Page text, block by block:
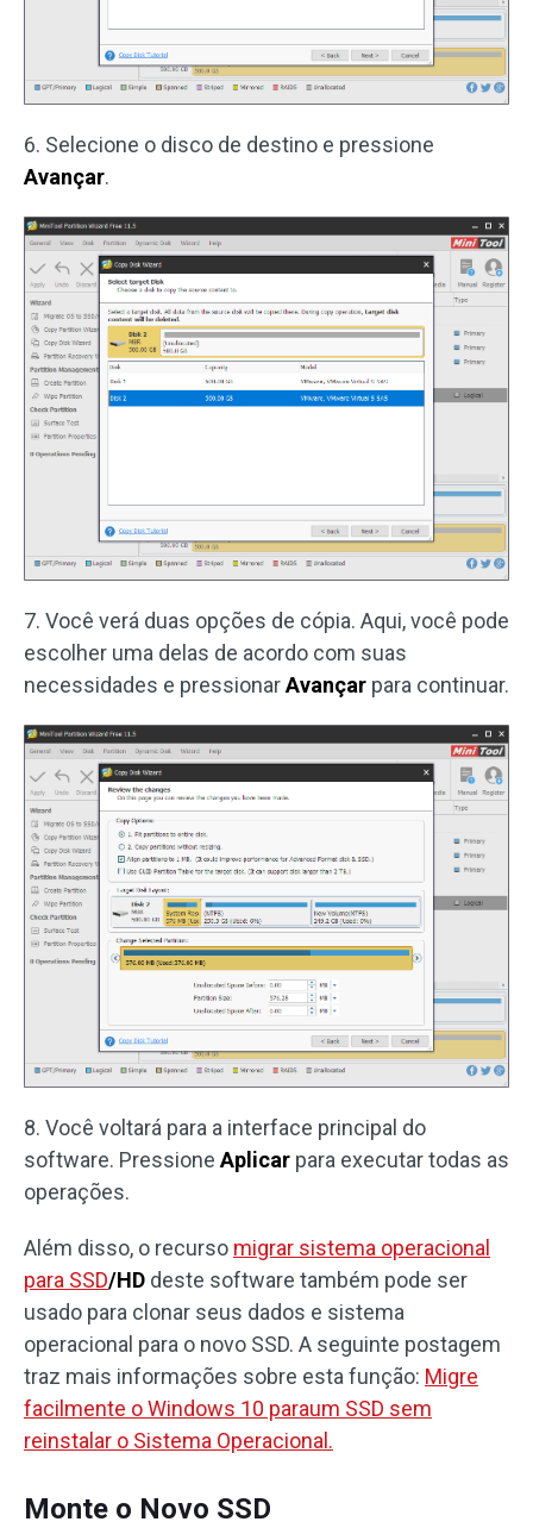
6. Selecione o disco de destino e pressione
Avançar.
7. Você verá duas opções de cópia. Aqui, você pode
escolher uma delas de acordo com suas
necessidades e pressionarAvançar para continuar.
8. Você voltará para a interface principal do
software. PressioneAplicar para executar todas as
operações.
Além disso, o recurso migrar sistema operacional
para SSD/HD deste software também pode ser
usado para clonar seus dados e sistema
operacional para o novo SSD. A seguinte postagem
traz mais informações sobre esta função: Migre
facilmente o Windows 10 paraum SSD sem
reinstalar o Sistema Operacional.
Monte o Novo SSD